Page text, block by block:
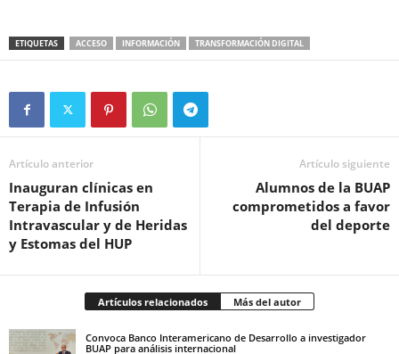
ETIQUETAS ACCESO INFORMACIÓN TRANSFORMACIÓN DIGITAL
Artículo anterior
Inauguran clínicas en
Terapia de Infusión
Intravascular y de Heridas
y Estomas del HUP
Artículo siguiente
Alumnos de la BUAP
comprometidos a favor
del deporte
Artículos relacionados Más del autor
Convoca Banco Interamericano de Desarrollo a investigador
BUAP para análisis internacional